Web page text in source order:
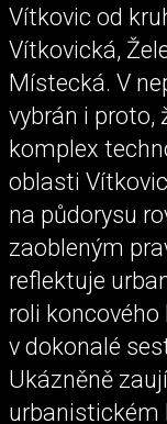
Vítkovic od
Vítkovická,
Místecká. V
vybrán i proto,
komplex
oblasti
na půdorysu
zaobleným
reflektuje
roli koncového
v dokonalé
Ukázněně
urbanistickém